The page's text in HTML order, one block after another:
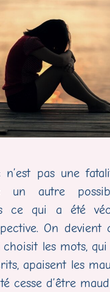
n’est pas une
un autre
ce qui a été
On devient
les mots, qui
apaisent les
cesse d’être